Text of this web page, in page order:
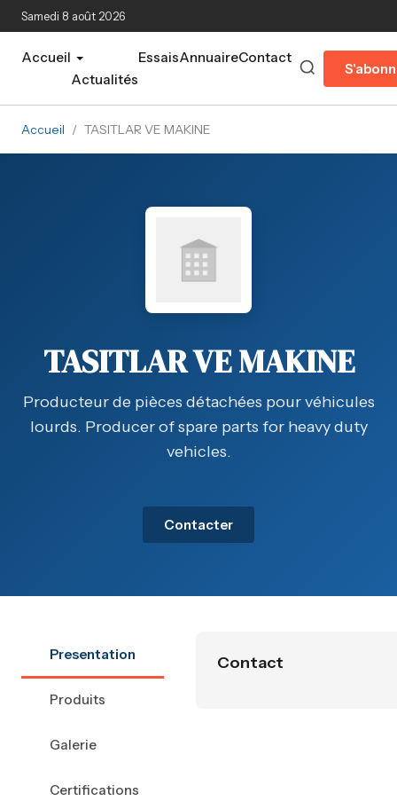
Aller au contenu principal
Samedi 8 août 2026
Accueil
Actualités
EssaisAnnuaireContact
Accueil / TASITLAR VE MAKINE
TASITLAR VE MAKINE
Producteur de pièces détachées pour véhicules
lourds. Producer of spare parts for heavy duty
vehicles.
Contacter
Presentation
Produits
Galerie
Certifications
Contact